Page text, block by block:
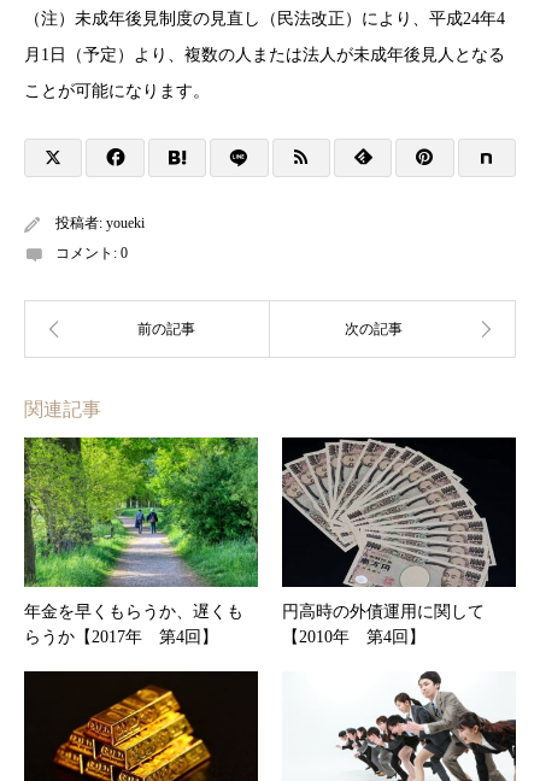
（注）未成年後見制度の見直し（民法改正）により、平成24年4
月1日（予定）より、複数の人または法人が未成年後見人となる
ことが可能になります。
投稿者: youeki
コメント: 0
関連記事
年金を早くもらうか、遅くも
らうか【2017年 第4回】
円高時の外債運用に関して
【2010年 第4回】